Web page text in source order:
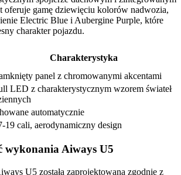
oferuje gamę dziewięciu kolorów nadwozia,
Electric Blue i Aubergine Purple, które
charakter pojazdu.
Charakterystyka
panel z chromowanymi akcentami
LED z charakterystycznym wzorem świateł
automatycznie
19 cali, aerodynamiczny design
wykonania Aiways U5
U5 została zaprojektowana zgodnie z